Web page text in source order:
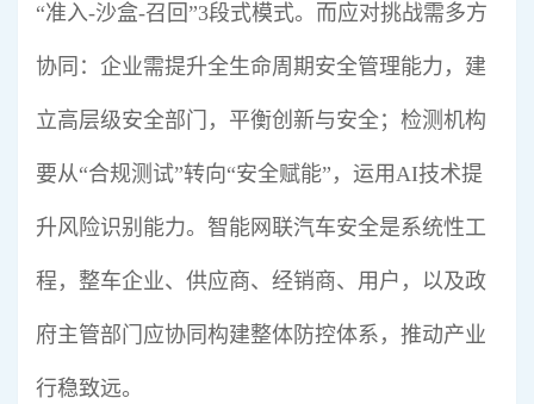
“准入-沙盒-召回”3段式模式。而应对挑战需多方
协同：企业需提升全生命周期安全管理能力，建
立高层级安全部门，平衡创新与安全；检测机构
要从“合规测试”转向“安全赋能”，运用AI技术提
升风险识别能力。智能网联汽车安全是系统性工
程，整车企业、供应商、经销商、用户，以及政
府主管部门应协同构建整体防控体系，推动产业
行稳致远。